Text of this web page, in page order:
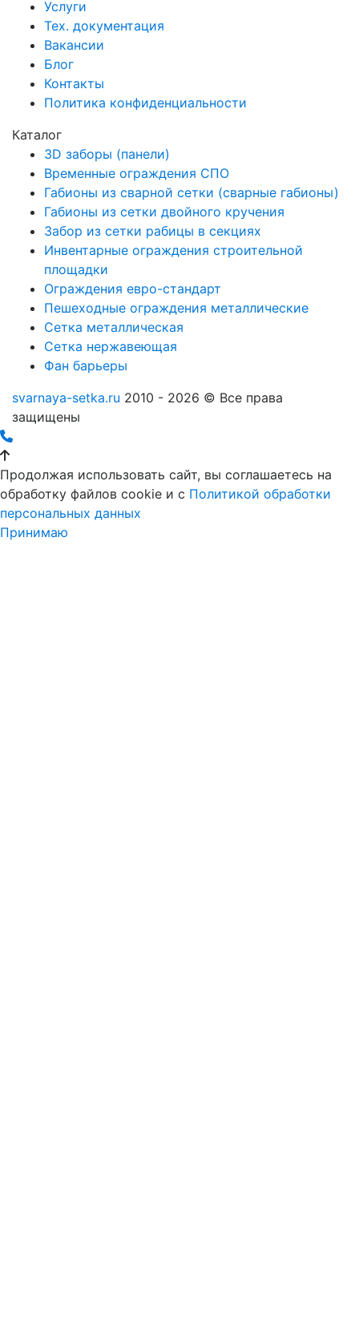
Услуги
Тех. документация
Вакансии
Блог
Контакты
Политика конфиденциальности
Каталог
3D заборы (панели)
Временные ограждения СПО
Габионы из сварной сетки (сварные габионы)
Габионы из сетки двойного кручения
Забор из сетки рабицы в секциях
Инвентарные ограждения строительной
площадки
Ограждения евро-стандарт
Пешеходные ограждения металлические
Сетка металлическая
Сетка нержавеющая
Фан барьеры
svarnaya-setka.ru 2010 - 2026 © Все права
защищены
Продолжая использовать сайт, вы соглашаетесь на
обработку файлов cookie и c Политикой обработки
персональных данных
Принимаю